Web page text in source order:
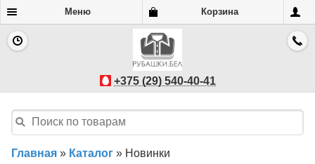
Меню Корзина
+375 (29) 540-40-41
Главная » Каталог » Новинки